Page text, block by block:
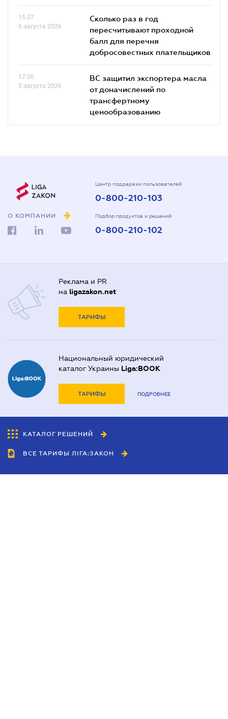
15.07
6 августа 2026
Сколько раз в год
пересчитывают проходной
балл для перечня
добросовестных плательщиков
17.00
5 августа 2026
ВС защитил экспортера масла
от доначислений по
трансфертному
ценообразованию
О КОМПАНИИ
Центр поддержки пользователей
0-800-210-103
Подбор продуктов и решений
0-800-210-102
Реклама и PR
на ligazakon.net
ТАРИФЫ
Национальный юридический
каталог Украины Liga:BOOK
ТАРИФЫ ПОДРОБНЕЕ
КАТАЛОГ РЕШЕНИЙ
ВСЕ ТАРИФЫ ЛІГА:ЗАКОН